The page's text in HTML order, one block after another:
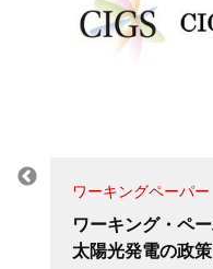
ワーキングペーパー
ワーキング・ペ
太陽光発電の政